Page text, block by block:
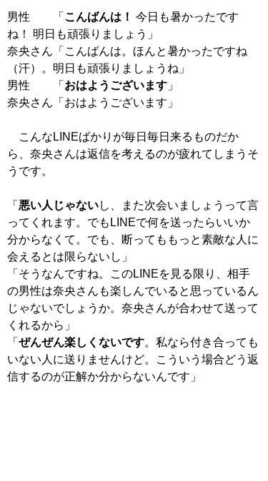
男性 「 こんばんは！ 今日も暑かったです
ね！ 明日も頑張りましょう」
奈央さん「こんばんは。ほんと暑かったですね
（汗）。明日も頑張りましょうね」
男性 「 おはようございます 」
奈央さん「おはようございます」
こんなLINEばかりが毎日毎日来るものだか
ら、奈央さんは返信を考えるのが疲れてしまうそ
うです。
「 悪い人じゃないし、また次会いましょうって言
ってくれます。でもLINEで何を送ったらいいか
分からなくて。でも、断ってももっと素敵な人に
会えるとは限らないし」
「そうなんですね。このLINEを見る限り、相手
の男性は奈央さんも楽しんでいると思っているん
じゃないでしょうか。奈央さんが合わせて送って
くれるから」
「 ぜんぜん楽しくないです。私なら付き合っても
いない人に送りませんけど。こういう場合どう返
信するのが正解か分からないんです」